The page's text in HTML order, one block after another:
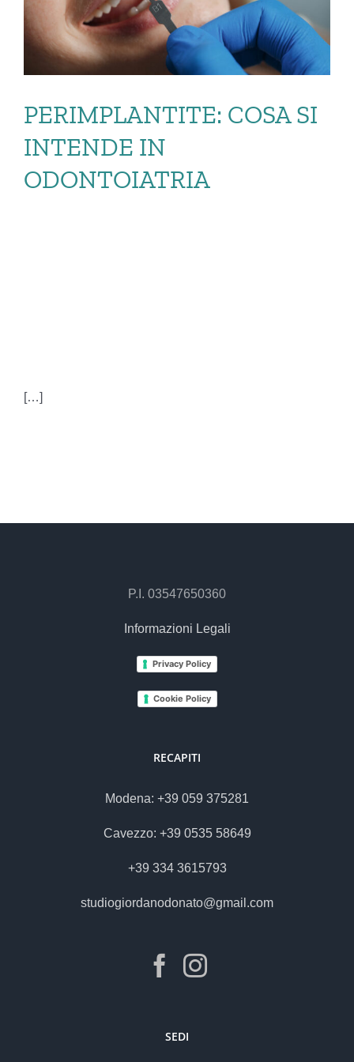
PERIMPLANTITE: COSA SI
INTENDE IN
ODONTOIATRIA
[…]
P.I. 03547650360
Informazioni Legali
Privacy Policy
Cookie Policy
RECAPITI
Modena: +39 059 375281
Cavezzo: +39 0535 58649
+39 334 3615793
studiogiordanodonato@gmail.com
SEDI